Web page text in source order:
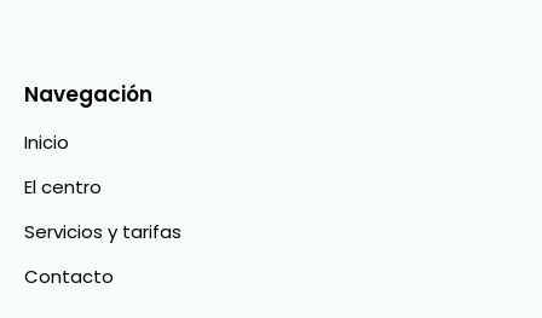
Navegación
Inicio
El centro
Servicios y tarifas
Contacto